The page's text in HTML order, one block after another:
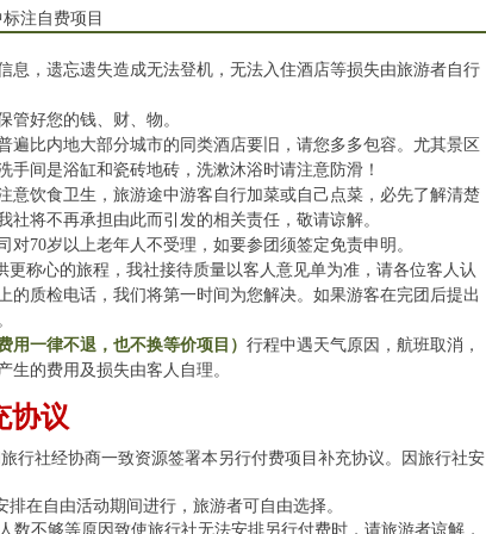
注自费项目
息，遗忘遗失造成无法登机，无法入住酒店等损失由旅游者自行
管好您的钱、财、物。
遍比内地大部分城市的同类酒店要旧，请您多多包容。尤其景区
间是浴缸和瓷砖地砖，洗漱沐浴时请注意防滑！
意饮食卫生，旅游途中游客自行加菜或自己点菜，必先了解清楚
将不再承担由此而引发的相关责任，敬请谅解。
70岁以上老年人不受理，如要参团须签定免责申明。
称心的旅程，我社接待质量以客人意见单为准，请各位客人认
的质检电话，我们将第一时间为您解决。如果游客在完团后提出
用一律不退，也不换等价项目）行程中遇天气原因，航班取消，
生的费用及损失由客人自理。
协议
行社经协商一致资源签署本另行付费项目补充协议。因旅行社安
自由活动期间进行，旅游者可自由选择。
数不够等原因致使旅行社无法安排另行付费时，请旅游者谅解，